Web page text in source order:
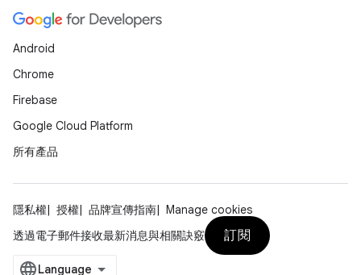
Android
Chrome
Firebase
Google Cloud Platform
所有產品
隱私權 授權 品牌宣傳指南
Manage cookies
透過電子郵件接收最新消息與相關訣竅
訂閱